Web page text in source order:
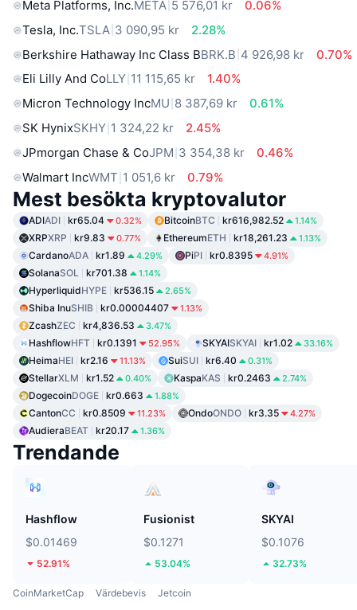
Meta Platforms, Inc.META 5 576,01 kr
0.06%
Tesla, Inc.TSLA 3 090,95 kr
2.28%
Berkshire Hathaway Inc Class BBRK.B 4 926,98 kr
0.70%
Eli Lilly And CoLLY 11 115,65 kr
1.40%
Micron Technology IncMU 8 387,69 kr
0.61%
SK HynixSKHY 1 324,22 kr
2.45%
JPmorgan Chase & CoJPM 3 354,38 kr
0.46%
Walmart IncWMT 1 051,6 kr 0.79%
Mest besökta kryptovalutor
ADIADI kr65.04 0.32% BitcoinBTC kr616,982.52 1.14%
XRPXRP kr9.83 0.77% EthereumETH kr18,261.23 1.13%
CardanoADA kr1.89 4.29% PiPI kr0.8395 4.91%
SolanaSOL kr701.38 1.14%
HyperliquidHYPE kr536.15 2.65%
Shiba InuSHIB kr0.00004407 1.13%
ZcashZEC kr4,836.53 3.47%
HashflowHFT kr0.1391 52.95% SKYAISKYAI kr1.02 33.16%
HeimaHEI kr2.16 11.13% SuiSUI kr6.40 0.31%
StellarXLM kr1.52 0.40% KaspaKAS kr0.2463 2.74%
DogecoinDOGE kr0.663 1.88%
CantonCC kr0.8509 11.23% OndoONDO kr3.35 4.27%
AudieraBEAT kr20.17 1.36%
Trendande
Hashflow
$0.01469
52.91%
Fusionist
$0.1271
53.04%
SKYAI
$0.1076
32.73%
CoinMarketCap Värdebevis Jetcoin